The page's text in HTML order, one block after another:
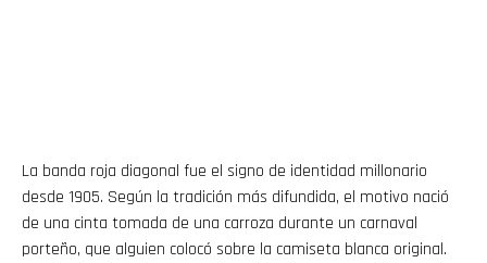
La banda roja diagonal fue el signo de identidad millonario
desde 1905. Según la tradición más difundida, el motivo nació
de una cinta tomada de una carroza durante un carnaval
porteño, que alguien colocó sobre la camiseta blanca original.